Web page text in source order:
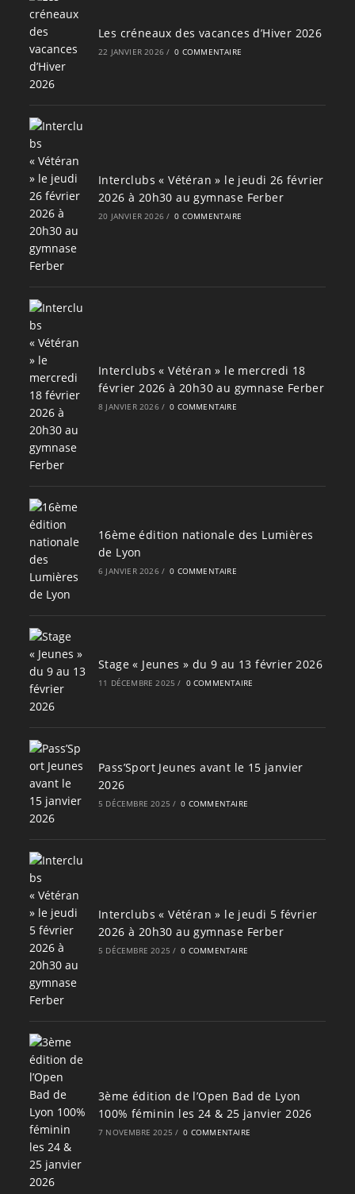
Les créneaux des vacances d’Hiver 2026
22 JANVIER 2026 / 0 COMMENTAIRE
Interclubs « Vétéran » le jeudi 26 février
2026 à 20h30 au gymnase Ferber
20 JANVIER 2026 / 0 COMMENTAIRE
Interclubs « Vétéran » le mercredi 18
février 2026 à 20h30 au gymnase Ferber
8 JANVIER 2026 / 0 COMMENTAIRE
16ème édition nationale des Lumières
de Lyon
6 JANVIER 2026 / 0 COMMENTAIRE
Stage « Jeunes » du 9 au 13 février 2026
11 DÉCEMBRE 2025 / 0 COMMENTAIRE
Pass’Sport Jeunes avant le 15 janvier
2026
5 DÉCEMBRE 2025 / 0 COMMENTAIRE
Interclubs « Vétéran » le jeudi 5 février
2026 à 20h30 au gymnase Ferber
5 DÉCEMBRE 2025 / 0 COMMENTAIRE
3ème édition de l’Open Bad de Lyon
100% féminin les 24 & 25 janvier 2026
7 NOVEMBRE 2025 / 0 COMMENTAIRE